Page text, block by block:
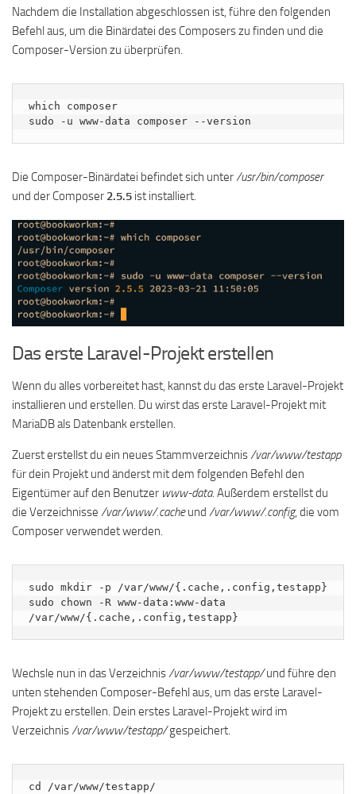
Nachdem die Installation abgeschlossen ist, führe den folgenden
Befehl aus, um die Binärdatei des Composers zu finden und die
Composer-Version zu überprüfen.
which composer
sudo -u www-data composer --version
Die Composer-Binärdatei befindet sich unter/usr/bin/composer
und der Composer 2.5.5 ist installiert.
Das erste Laravel-Projekt erstellen
Wenn du alles vorbereitet hast, kannst du das erste Laravel-Projekt
installieren und erstellen. Du wirst das erste Laravel-Projekt mit
MariaDB als Datenbank erstellen.
Zuerst erstellst du ein neues Stammverzeichnis /var/www/testapp
für dein Projekt und änderst mit dem folgenden Befehl den
Eigentümer auf den Benutzer www-data. Außerdem erstellst du
die Verzeichnisse /var/www/.cacheund /var/www/.config, die vom
Composer verwendet werden.
sudo mkdir -p /var/www/{.cache,.config,testapp}
sudo chown -R www-data:www-data
/var/www/{.cache,.config,testapp}
Wechsle nun in das Verzeichnis /var/www/testapp/und führe den
unten stehenden Composer-Befehl aus, um das erste Laravel-
Projekt zu erstellen. Dein erstes Laravel-Projekt wird im
Verzeichnis /var/www/testapp/gespeichert.
cd /var/www/testapp/